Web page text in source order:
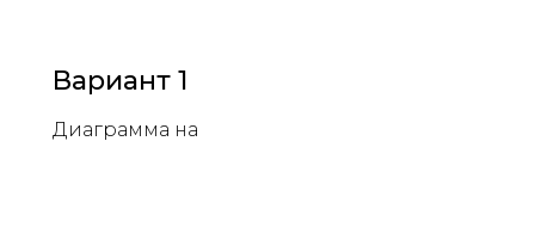
Вариант 1
Диаграмма на